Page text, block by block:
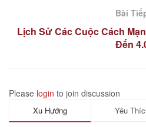
Bài
Lịch Sử Các Cuộc Cách
Đến
Please login to join discussion
Xu Hướng Yêu